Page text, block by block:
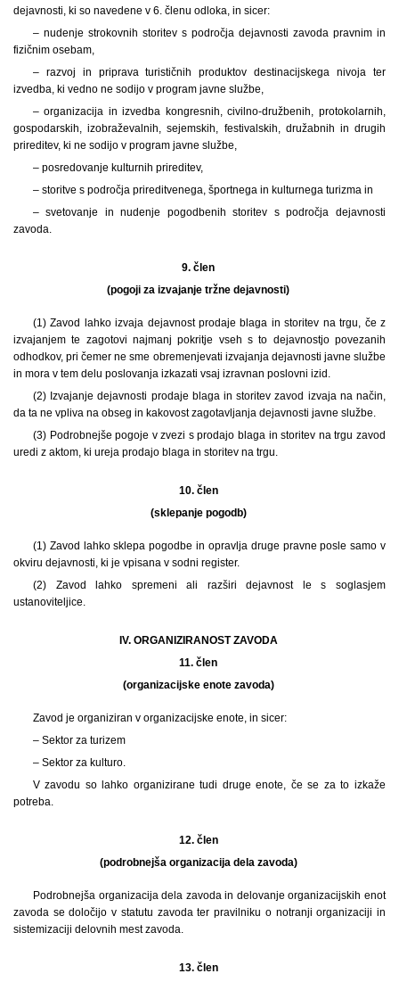
dejavnosti, ki so navedene v 6. členu odloka, in sicer:
– nudenje strokovnih storitev s področja dejavnosti zavoda pravnim in
fizičnim osebam,
– razvoj in priprava turističnih produktov destinacijskega nivoja ter
izvedba, ki vedno ne sodijo v program javne službe,
– organizacija in izvedba kongresnih, civilno-družbenih, protokolarnih,
gospodarskih, izobraževalnih, sejemskih, festivalskih, družabnih in drugih
prireditev, ki ne sodijo v program javne službe,
– posredovanje kulturnih prireditev,
– storitve s področja prireditvenega, športnega in kulturnega turizma in
– svetovanje in nudenje pogodbenih storitev s področja dejavnosti
zavoda.
9. člen
(pogoji za izvajanje tržne dejavnosti)
(1) Zavod lahko izvaja dejavnost prodaje blaga in storitev na trgu, če z
izvajanjem te zagotovi najmanj pokritje vseh s to dejavnostjo povezanih
odhodkov, pri čemer ne sme obremenjevati izvajanja dejavnosti javne službe
in mora v tem delu poslovanja izkazati vsaj izravnan poslovni izid.
(2) Izvajanje dejavnosti prodaje blaga in storitev zavod izvaja na način,
da ta ne vpliva na obseg in kakovost zagotavljanja dejavnosti javne službe.
(3) Podrobnejše pogoje v zvezi s prodajo blaga in storitev na trgu zavod
uredi z aktom, ki ureja prodajo blaga in storitev na trgu.
10. člen
(sklepanje pogodb)
(1) Zavod lahko sklepa pogodbe in opravlja druge pravne posle samo v
okviru dejavnosti, ki je vpisana v sodni register.
(2) Zavod lahko spremeni ali razširi dejavnost le s soglasjem
ustanoviteljice.
IV. ORGANIZIRANOST ZAVODA
11. člen
(organizacijske enote zavoda)
Zavod je organiziran v organizacijske enote, in sicer:
– Sektor za turizem
– Sektor za kulturo.
V zavodu so lahko organizirane tudi druge enote, če se za to izkaže
potreba.
12. člen
(podrobnejša organizacija dela zavoda)
Podrobnejša organizacija dela zavoda in delovanje organizacijskih enot
zavoda se določijo v statutu zavoda ter pravilniku o notranji organizaciji in
sistemizaciji delovnih mest zavoda.
13. člen